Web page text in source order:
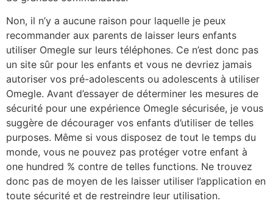
Non, il n’y a aucune raison pour laquelle je peux
recommander aux parents de laisser leurs enfants
utiliser Omegle sur leurs téléphones. Ce n’est donc pas
un site sûr pour les enfants et vous ne devriez jamais
autoriser vos pré-adolescents ou adolescents à utiliser
Omegle. Avant d’essayer de déterminer les mesures de
sécurité pour une expérience Omegle sécurisée, je vous
suggère de décourager vos enfants d’utiliser de telles
purposes. Même si vous disposez de tout le temps du
monde, vous ne pouvez pas protéger votre enfant à
one hundred % contre de telles functions. Ne trouvez
donc pas de moyen de les laisser utiliser l’application en
toute sécurité et de restreindre leur utilisation.